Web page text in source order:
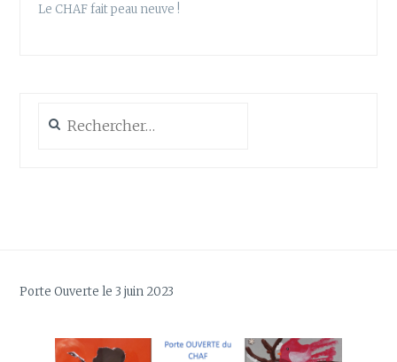
Le CHAF fait peau neuve !
Porte Ouverte le 3 juin 2023